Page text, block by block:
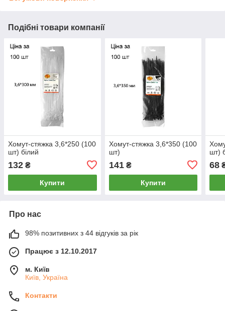
Подібні товари компанії
Хомут-стяжка 3,6*250 (100
шт) білий
132 ₴
Купити
Хомут-стяжка 3,6*350 (100
шт)
141₴
Купити
шт)
68
Про нас
98% позитивних з 44 відгуків за рік
Працює з 12.10.2017
м. Київ
Київ, Україна
Контакти